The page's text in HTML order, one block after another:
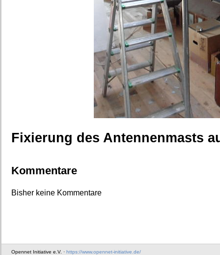
Fixierung des Antennenmasts
Kommentare
Bisher keine Kommentare
Opennet Initiative e.V. · https://www.opennet-initiative.de/